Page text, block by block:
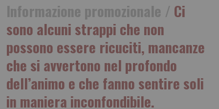
Informazione promozionale / Ci
sono alcuni strappi che non
possono essere ricuciti, mancanze
che si avvertono nel profondo
dell’animo e che fanno sentire soli
in maniera inconfondibile.